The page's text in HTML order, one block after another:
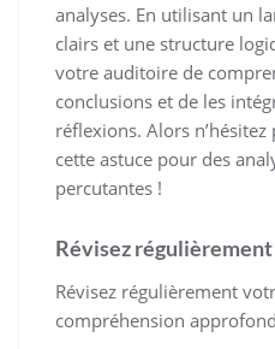
analyses. En utilisant un
clairs et une structure
votre auditoire de
conclusions et de les
réflexions. Alors
cette astuce pour des
percutantes !
Révisez
Révisez régulièrement
compréhension